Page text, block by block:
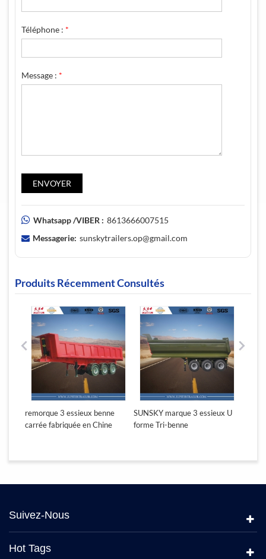
Téléphone : *
Message : *
Whatsapp /VIBER : 8613666007515
Messagerie: sunskytrailers.op@gmail.com
Produits Récemment Consultés
remorque 3 essieux benne
carrée fabriquée en Chine
SUNSKY marque 3 essieux U
forme Tri-benne
Suivez-Nous
Hot Tags